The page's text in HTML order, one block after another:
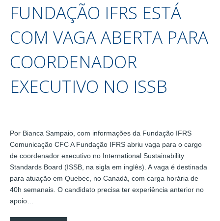
FUNDAÇÃO IFRS ESTÁ
COM VAGA ABERTA PARA
COORDENADOR
EXECUTIVO NO ISSB
Por Bianca Sampaio, com informações da Fundação IFRS
Comunicação CFC A Fundação IFRS abriu vaga para o cargo
de coordenador executivo no International Sustainability
Standards Board (ISSB, na sigla em inglês). A vaga é destinada
para atuação em Quebec, no Canadá, com carga horária de
40h semanais. O candidato precisa ter experiência anterior no
apoio…